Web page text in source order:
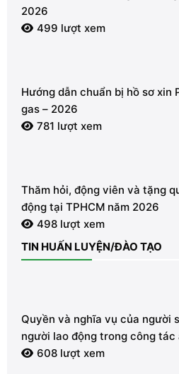
2026
499 lượt xem
Hướng dẫn chuẩn bị hồ sơ xin
gas – 2026
781 lượt xem
Thăm hỏi, động viên và tặng
động tại TPHCM năm 2026
498 lượt xem
TIN HUẤN LUYỆN/ĐÀO TẠO
Quyền và nghĩa vụ của người
người lao động trong công tác
động608 lượt xem